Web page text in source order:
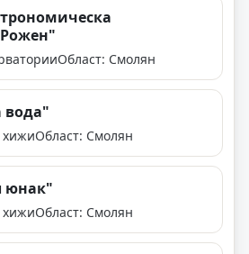
Област: Смолян
хижиОбласт: Смолян
хижиОбласт: Смолян